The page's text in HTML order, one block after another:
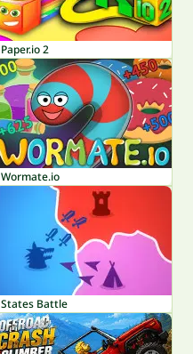
Paper.io 2
Wormate.io
States Battle